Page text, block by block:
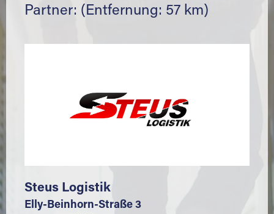
Partner: (Entfernung: 57 km)
Steus Logistik
Elly-Beinhorn-Straße 3